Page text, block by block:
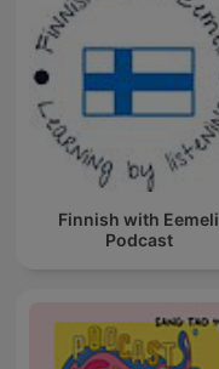
Finnish with Eemeli
Podcast